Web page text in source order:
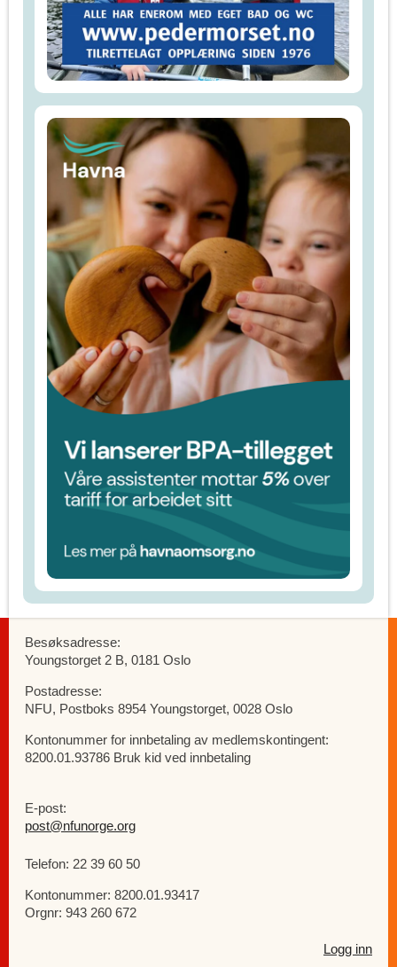
Besøksadresse:
Youngstorget 2 B, 0181 Oslo
Postadresse:
NFU, Postboks 8954 Youngstorget, 0028 Oslo
Kontonummer for innbetaling av medlemskontingent:
8200.01.93786 Bruk kid ved innbetaling
E-post:
post@nfunorge.org
Telefon: 22 39 60 50
Kontonummer: 8200.01.93417
Orgnr: 943 260 672
Logg inn